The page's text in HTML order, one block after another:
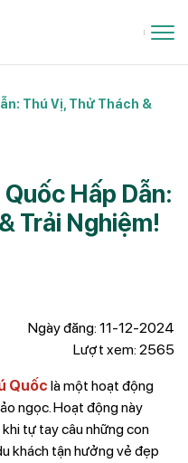
Thú Vị, Thử Thách &
Hấp Dẫn:
Trải Nghiệm!
Ngày đăng: 11-12-2024
Lượt xem: 2565
Quốc là một hoạt động
ngọc. Hoạt động này
tự tay câu những con
khách tận hưởng vẻ đẹp